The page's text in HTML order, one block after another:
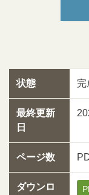
状態 完
最終更新
日
ページ数
ダウンロ